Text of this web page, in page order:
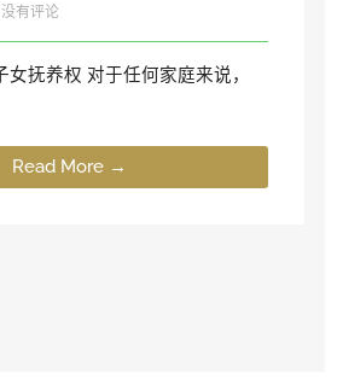
没有评论
抚养权 对于任何家庭来说，
Read More →